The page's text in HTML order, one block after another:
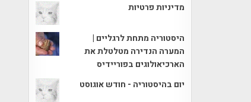
מדיניות פרטיות
היסטוריה מתחת לרגליים |
המערה הנדירה מטלטלת את
הארכיאולוגים בפוריידיס
יום בהיסטוריה - חודש אוגוסט